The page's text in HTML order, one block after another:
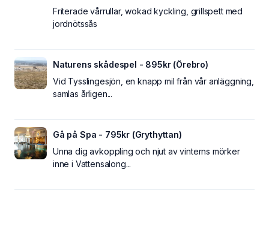
Friterade vårrullar, wokad kyckling, grillspett med
jordnötssås
Naturens skådespel - 895kr (Örebro)
Vid Tysslingesjön, en knapp mil från vår anläggning,
samlas årligen...
Gå på Spa - 795kr (Grythyttan)
Unna dig avkoppling och njut av vinterns mörker
inne i Vattensalong...